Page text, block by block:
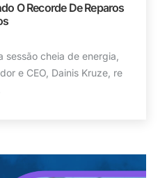
O Recorde De Reparos
cheia de energia,
e CEO, Dainis Kruze, re